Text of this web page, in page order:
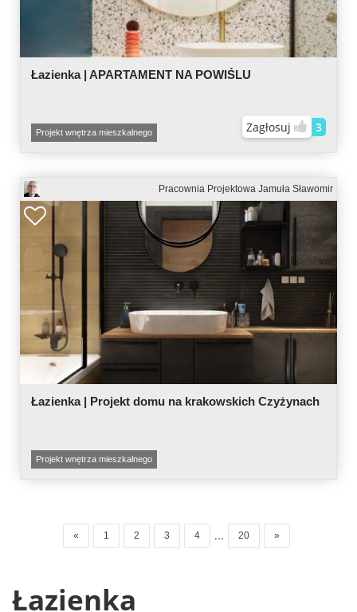
Łazienka | APARTAMENT NA POWIŚLU
Projekt wnętrza mieszkalnego Zagłosuj 3
Pracownia Projektowa Jamuła Sławomir
Łazienka | Projekt domu na krakowskich Czyżynach
Projekt wnętrza mieszkalnego
« 1 2 3 4 ... 20 »
Łazienka